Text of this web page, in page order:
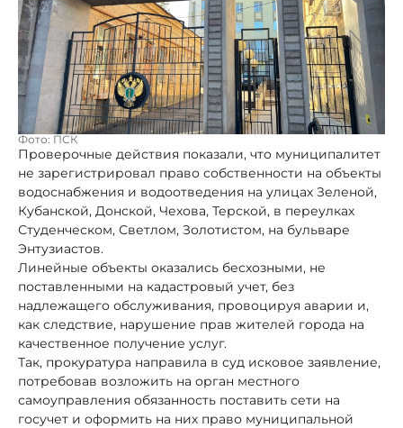
Фото: ПСК
Проверочные действия показали, что муниципалитет
не зарегистрировал право собственности на объекты
водоснабжения и водоотведения на улицах Зеленой,
Кубанской, Донской, Чехова, Терской, в переулках
Студенческом, Светлом, Золотистом, на бульваре
Энтузиастов.
Линейные объекты оказались бесхозными, не
поставленными на кадастровый учет, без
надлежащего обслуживания, провоцируя аварии и,
как следствие, нарушение прав жителей города на
качественное получение услуг.
Так, прокуратура направила в суд исковое заявление,
потребовав возложить на орган местного
самоуправления обязанность поставить сети на
госучет и оформить на них право муниципальной